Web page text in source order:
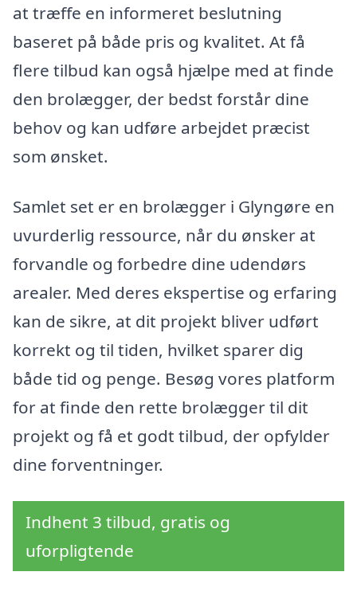
at træffe en informeret beslutning
baseret på både pris og kvalitet. At få
flere tilbud kan også hjælpe med at finde
den brolægger, der bedst forstår dine
behov og kan udføre arbejdet præcist
som ønsket.
Samlet set er en brolægger i Glyngøre en
uvurderlig ressource, når du ønsker at
forvandle og forbedre dine udendørs
arealer. Med deres ekspertise og erfaring
kan de sikre, at dit projekt bliver udført
korrekt og til tiden, hvilket sparer dig
både tid og penge. Besøg vores platform
for at finde den rette brolægger til dit
projekt og få et godt tilbud, der opfylder
dine forventninger.
Indhent 3 tilbud, gratis og
uforpligtende